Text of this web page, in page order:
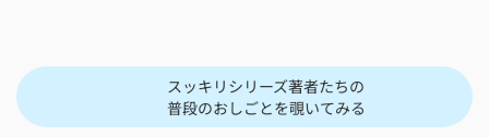
スッキリシリーズ著者たちの
普段のおしごとを覗いてみる